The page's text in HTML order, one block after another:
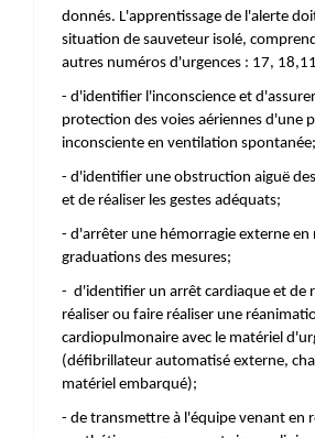
donnés. L'apprentissage de l'alerte
situation de sauveteur isolé,
autres numéros d'urgences : 17,
- d'identifier l'inconscience et
protection des voies aériennes d'une
inconsciente en ventilation spontanée;
- d'identifier une obstruction aiguë
et de réaliser les gestes adéquats;
- d'arrêter une hémorragie externe en
graduations des mesures;
- d'identifier un arrêt cardiaque et de
réaliser ou faire réaliser une
cardiopulmonaire avec le matériel
(défibrillateur automatisé externe,
matériel embarqué);
- de transmettre à l'équipe venant en